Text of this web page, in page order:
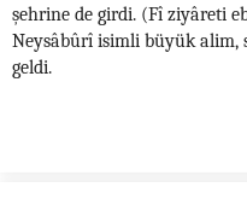
şehrine de girdi. (Fî ziyâreti
Neysâbûrî isimli büyük alim,
geldi.